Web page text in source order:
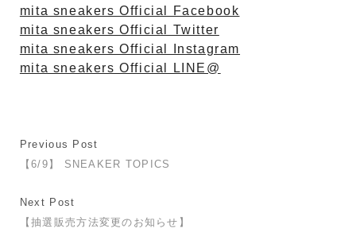
mita sneakers Official Facebook
mita sneakers Official Twitter
mita sneakers Official Instagram
mita sneakers Official LINE@
Previous Post
【6/9】 SNEAKER TOPICS
Next Post
【抽選販売方法変更のお知らせ】